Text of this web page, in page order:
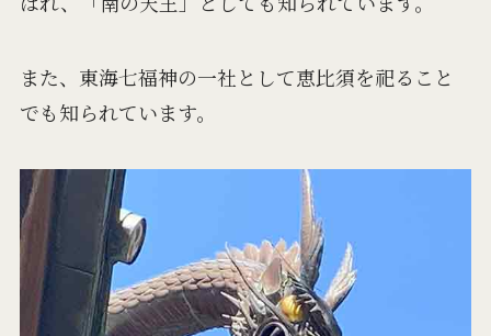
また、東海七福神の一社として恵比須を祀ること
でも知られています。